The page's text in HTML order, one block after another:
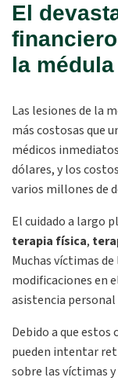
El
la
Las lesiones de la
más costosas que
médicos
dólares, y los
varios millones de
El cuidado a largo
terapia física,
Muchas víctimas
modificaciones en
asistencia
Debido a que estos
pueden intentar
sobre las víctimas